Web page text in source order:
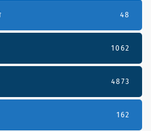
48
1062
4873
162